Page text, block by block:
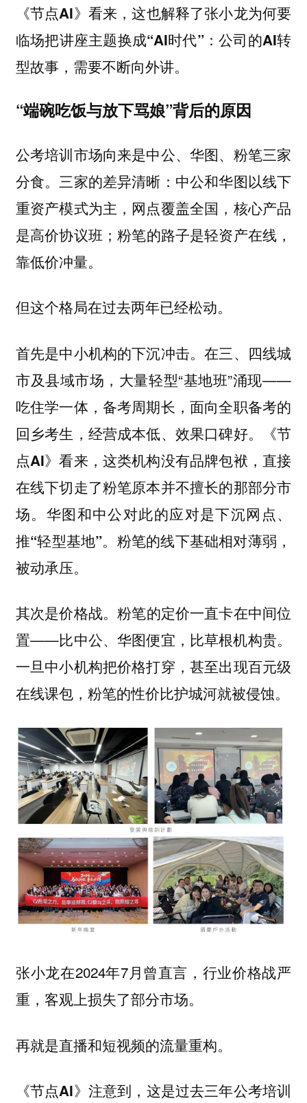
《节点AI》看来，这也解释了张小龙为何要
临场把讲座主题换成“AI时代”：公司的AI转
型故事，需要不断向外讲。
“端碗吃饭与放下骂娘”背后的原因
公考培训市场向来是中公、华图、粉笔三家
分食。三家的差异清晰：中公和华图以线下
重资产模式为主，网点覆盖全国，核心产品
是高价协议班；粉笔的路子是轻资产在线，
靠低价冲量。
但这个格局在过去两年已经松动。
首先是中小机构的下沉冲击。在三、四线城
市及县域市场，大量轻型“基地班”涌现——
吃住学一体，备考周期长，面向全职备考的
回乡考生，经营成本低、效果口碑好。
《节
点AI》看来，这类机构没有品牌包袱，直接
在线下切走了粉笔原本并不擅长的那部分市
场。华图和中公对此的应对是下沉网点、
推“轻型基地”。粉笔的线下基础相对薄弱，
被动承压。
其次是价格战。粉笔的定价一直卡在中间位
置——比中公、华图便宜，比草根机构贵。
一旦中小机构把价格打穿，甚至出现百元级
在线课包，粉笔的性价比护城河就被侵蚀。
张小龙在2024年7月曾直言，行业价格战严
重，客观上损失了部分市场。
再就是直播和短视频的流量重构。
《节点AI》注意到，这是过去三年公考培训